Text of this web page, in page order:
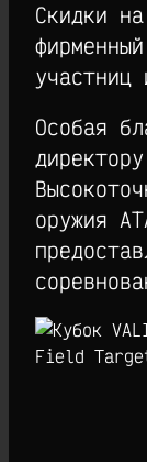
Скидки
Особая
оружия